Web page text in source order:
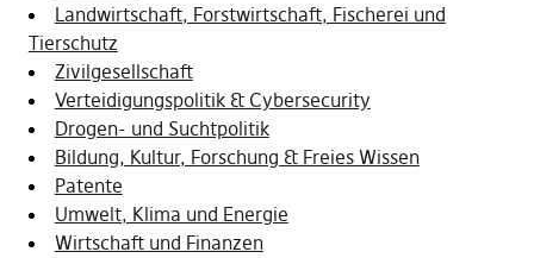
Landwirtschaft, Forstwirtschaft, Fischerei und
Tierschutz
Zivilgesellschaft
Verteidigungspolitik & Cybersecurity
Drogen- und Suchtpolitik
Bildung, Kultur, Forschung & Freies Wissen
Patente
Umwelt, Klima und Energie
Wirtschaft und Finanzen